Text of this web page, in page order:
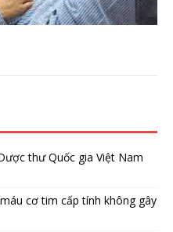
thư Quốc gia Việt Nam
cơ tim cấp tính không gây